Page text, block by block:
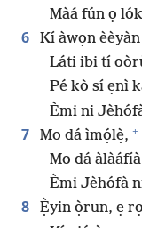
Màá fún ọ
6
Kí àwọn
Láti ibi tí
Pé kò sí ẹnì
Èmi ni
7 Mo dá ìmọ́lẹ̀, +
Mo dá
Èmi Jèhófà
8 Ẹ̀yin ọ̀run, ẹ